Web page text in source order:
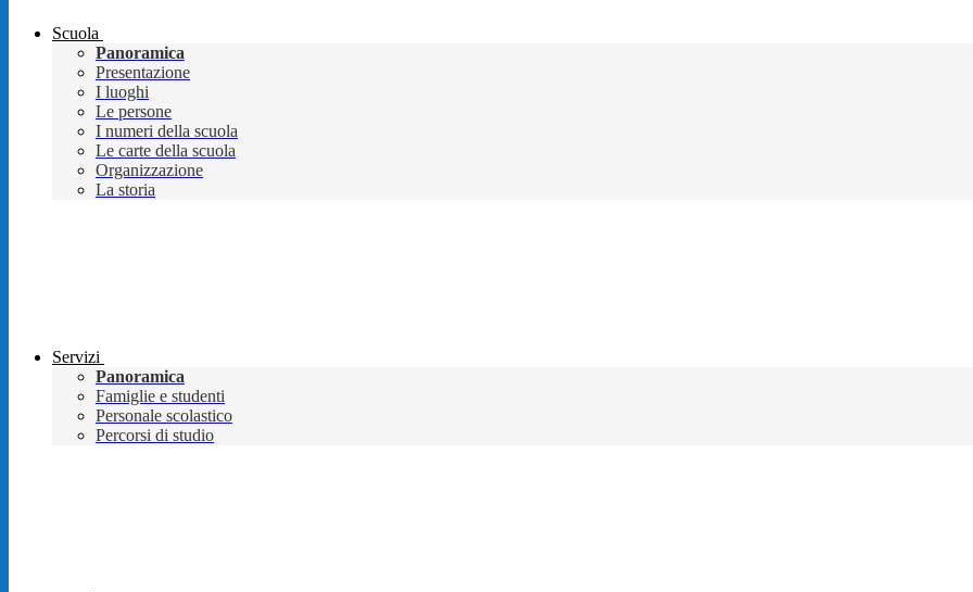
Scuola
Panoramica
Presentazione
I luoghi
Le persone
I numeri della scuola
Le carte della scuola
Organizzazione
La storia
Servizi
Panoramica
Famiglie e studenti
Personale scolastico
Percorsi di studio